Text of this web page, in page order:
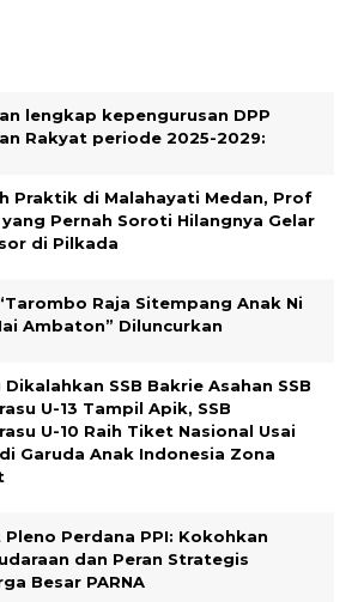
lengkap kepengurusan DPP
Rakyat periode 2025-2029:
Praktik di Malahayati Medan, Prof
yang Pernah Soroti Hilangnya Gelar
di Pilkada
Raja Sitempang Anak Ni
Ambaton” Diluncurkan
Dikalahkan SSB Bakrie Asahan SSB
U-13 Tampil Apik, SSB
U-10 Raih Tiket Nasional Usai
Garuda Anak Indonesia Zona
Pleno Perdana PPI: Kokohkan
dan Peran Strategis
Besar PARNA